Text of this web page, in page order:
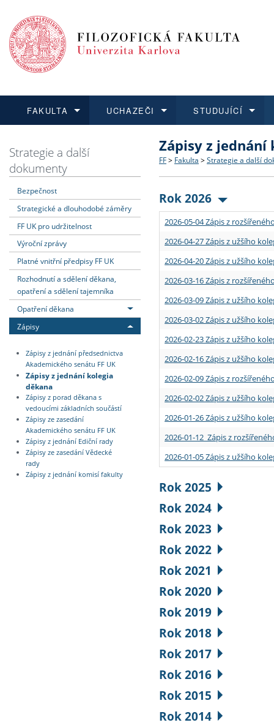
FAKULTA
Dozvědět se více
Struktura a historie
Strategie a další
Podpora a benefity pro
Absolventi fakulty
UCHAZEČI
Podat přihlášku
Co studovat a jak se
Učitelské studijní
Informace k průběhu
STUDUJÍCÍ
Dozvědět se více
Bakalářské a magisterské
Doktorské studium
Rigorózní řízení
Dozvědět se více
O vědě a výzkumu na FF
Akademické kvalifikace
Granty a projekty
Dozvědět se více
Aktuální nabídky a
Vyjíždějící studenti
Přijíždějící studenti
Vyjíždějící zaměstnanci
Strategie a další
dokumenty
Bezpečnost
Strategické a dlouhodobé záměry
FF UK pro udržitelnost
Výroční zprávy
Platné vnitřní předpisy FF UK
Rozhodnutí a sdělení děkana,
opatření a sdělení tajemníka
Opatření děkana
Zápisy
Zápisy z jednání předsednictva
Akademického senátu FF UK
Zápisy z jednání kolegia
děkana
Zápisy z porad děkana s
vedoucími základních součástí
Zápisy ze zasedání
Akademického senátu FF UK
Zápisy z jednání Ediční rady
Zápisy ze zasedání Vědecké
rady
Zápisy z jednání komisí fakulty
Zápisy z jednání
FF > Fakulta > Strategie a další
Rok 2026
2026-05-04 Zápis z
2026-04-27 Zápis z užšího
2026-04-20 Zápis z užšího
2026-03-16 Zápis z
2026-03-09 Zápis z užšího
2026-03-02 Zápis z užšího
2026-02-23 Zápis z užšího
2026-02-16 Zápis z užšího
2026-02-09 Zápis z
2026-02-02 Zápis z užšího
2026-01-26 Zápis z užšího
2026-01-12 Zápis z
2026-01-05 Zápis z užšího
Rok 2025
Rok 2024
Rok 2023
Rok 2022
Rok 2021
Rok 2020
Rok 2019
Rok 2018
Rok 2017
Rok 2016
Rok 2015
Rok 2014